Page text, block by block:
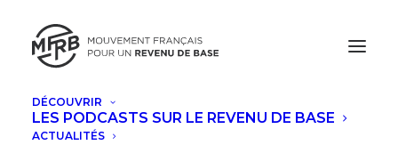
DÉCOUVRIR
LES PODCASTS SUR LE REVENU DE BASE
ACTUALITÉS